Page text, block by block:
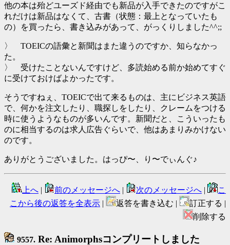
他の本は殆どユーズド経由でも新品が入手できたのですがこ
れだけは新品はなくて、古書（状態：最上となっていたも
の）を買ったら、書き込みがあって、がっくりしました^^;;
〉 TOEICの語彙と新聞はまた違うのですか、知らなかっ
た。
〉 受けたことないんですけど、多読始める前か始めてすぐ
に受けておけばよかったです。
そうですねぇ、TOEICで出て来るものは、主にビジネス英語
で、何かを注文したり、職探しをしたり、クレームをつける
時に使うようなものが多いんです。新聞だと、こういったも
のに相当するのは求人広告ぐらいで、他はあまりみかけない
のです。
ありがとうございました。はっぴ〜、り〜でぃんぐ♪
上へ | 前のメッセージへ | 次のメッセージへ |
こ
こから後の返答を全表示 | 返答を書き込む |
訂正する |
削除する
9557. Re: Animorphsコンプリートしました